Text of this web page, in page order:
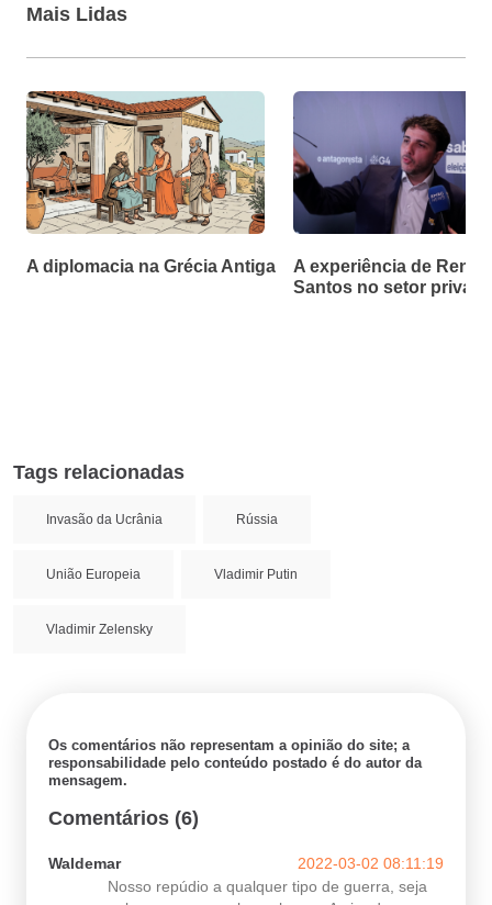
Mais Lidas
A diplomacia na Grécia Antiga
A experiência de Renan
Santos no setor
Tags relacionadas
Invasão da Ucrânia Rússia
União Europeia Vladimir Putin
Vladimir Zelensky
Os comentários não representam a opinião do site; a
responsabilidade pelo conteúdo postado é do autor da
mensagem.
Comentários (6)
Waldemar
2022-03-02 08:11:19
Nosso repúdio a qualquer tipo de guerra, seja